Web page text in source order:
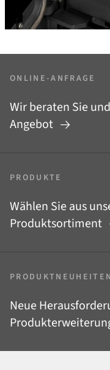
ONLINE-ANFRAGE
Wir beraten Sie
Angebot
PRODUKTE
Wählen Sie aus
Produktsortiment
PRODUKTNEUHEITEN
Neue